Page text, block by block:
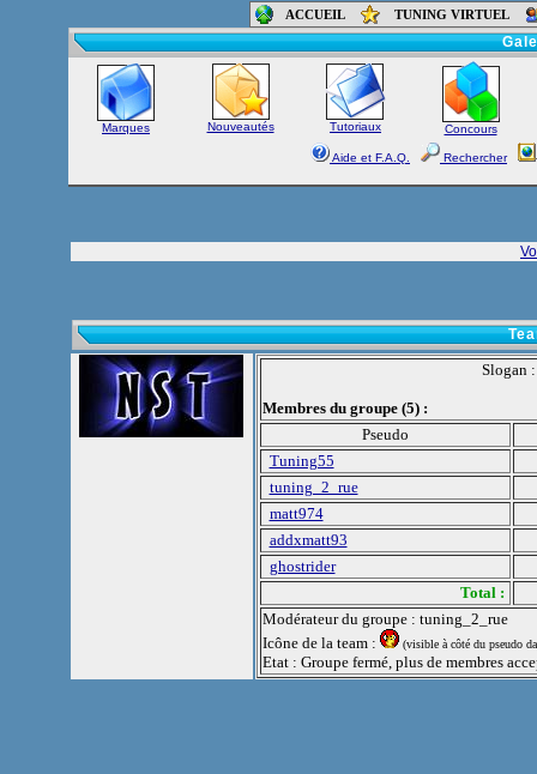
ACCUEIL TUNING VIRTUEL
Accueil-
Marques Nouveautés Tutoriaux Concours
Aide et F.A.Q. Rechercher
Slogan
Membres du groupe (5) :
Pseudo
Tuning55
tuning_2_rue
matt974
addxmatt93
ghostrider
Total :
Modérateur du groupe : tuning_2_rue
Icône de la team :
(visible à côté du pseudo
Etat : Groupe fermé, plus de membres